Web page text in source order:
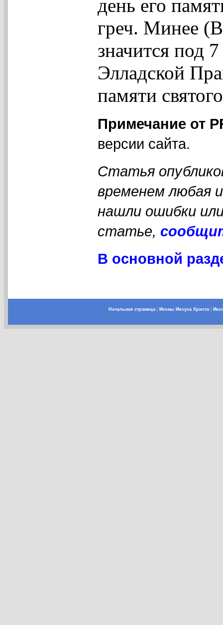
день его
греч. Минее
значится под
Элладской
памяти
Примечание от
версии сайта.
Статья
временем любая
нашли ошибки
статье,
В основной
Начальная страница| Иконы Иисуса Христа|